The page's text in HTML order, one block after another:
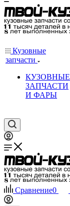
Кузовные
запчасти
КУЗОВНЫЕ
ЗАПЧАСТИ
И ФАРЫ
Сравнение0